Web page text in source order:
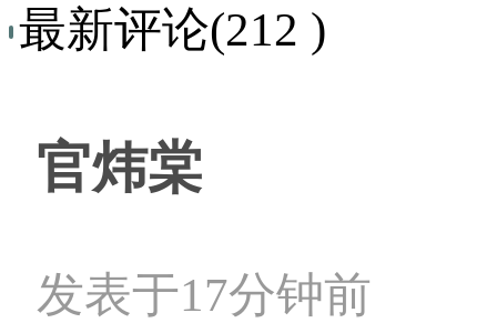
最新评论(212 )
官炜棠
发表于17分钟前